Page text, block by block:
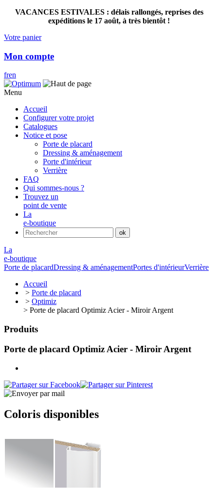
VACANCES ESTIVALES : délais rallongés, reprises des
expéditions le 17 août, à très bientôt !
Votre panier
Mon compte
fren
Menu
Accueil
Configurer votre projet
Catalogues
Notice et pose
Porte de placard
Dressing & aménagement
Porte d'intérieur
Verrière
FAQ
Qui sommes-nous ?
Trouvez un
point de vente
La
e-boutique
La
e-boutique
Porte de placardDressing & aménagementPortes d'intérieurVerrière
Accueil
> Porte de placard
> Optimiz
> Porte de placard Optimiz Acier - Miroir Argent
Produits
Porte de placard Optimiz Acier - Miroir Argent
Coloris disponibles